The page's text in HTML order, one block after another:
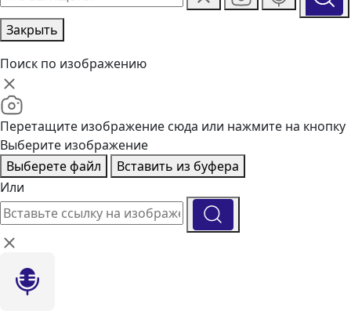
Закрыть
Поиск по изображению
Перетащите изображение сюда или нажмите на кнопку
Выберите изображение
Выберете файл
Вставить из буфера
Или